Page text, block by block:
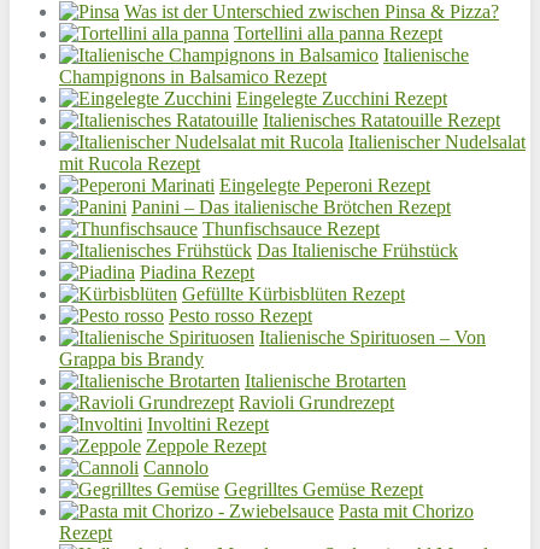
Was ist der Unterschied zwischen Pinsa & Pizza?
Tortellini alla panna Rezept
Italienische
Champignons in Balsamico Rezept
Eingelegte Zucchini Rezept
Italienisches Ratatouille Rezept
Italienischer Nudelsalat
mit Rucola Rezept
Eingelegte Peperoni Rezept
Panini – Das italienische Brötchen Rezept
Thunfischsauce Rezept
Das Italienische Frühstück
Piadina Rezept
Gefüllte Kürbisblüten Rezept
Pesto rosso Rezept
Italienische Spirituosen – Von
Grappa bis Brandy
Italienische Brotarten
Ravioli Grundrezept
Involtini Rezept
Zeppole Rezept
Cannolo
Gegrilltes Gemüse Rezept
Pasta mit Chorizo
Rezept